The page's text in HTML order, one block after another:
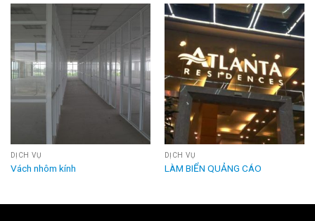
DỊCH VỤ
Vách nhôm kính
DỊCH VỤ
LÀM BIỂN QUẢNG CÁO